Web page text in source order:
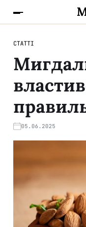
СТАТТІ
05.06.2025